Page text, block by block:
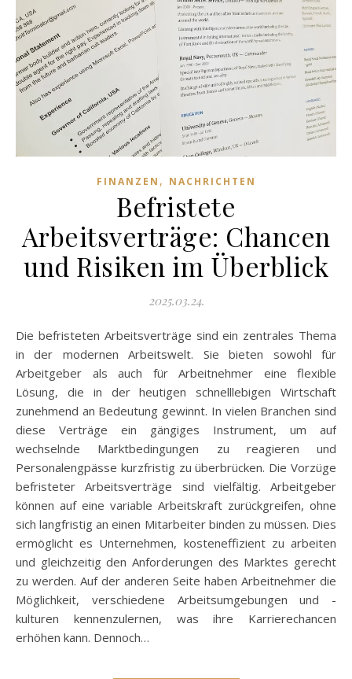
FINANZEN , NACHRICHTEN
Befristete
Arbeitsverträge: Chancen
und Risiken im Überblick
2025.03.24.
Die befristeten Arbeitsverträge sind ein zentrales Thema
in der modernen Arbeitswelt. Sie bieten sowohl für
Arbeitgeber als auch für Arbeitnehmer eine flexible
Lösung, die in der heutigen schnelllebigen Wirtschaft
zunehmend an Bedeutung gewinnt. In vielen Branchen sind
diese Verträge ein gängiges Instrument, um auf
wechselnde Marktbedingungen zu reagieren und
Personalengpässe kurzfristig zu überbrücken. Die Vorzüge
befristeter Arbeitsverträge sind vielfältig. Arbeitgeber
können auf eine variable Arbeitskraft zurückgreifen, ohne
sich langfristig an einen Mitarbeiter binden zu müssen. Dies
ermöglicht es Unternehmen, kosteneffizient zu arbeiten
und gleichzeitig den Anforderungen des Marktes gerecht
zu werden. Auf der anderen Seite haben Arbeitnehmer die
Möglichkeit, verschiedene Arbeitsumgebungen und -
kulturen kennenzulernen, was ihre Karrierechancen
erhöhen kann. Dennoch…